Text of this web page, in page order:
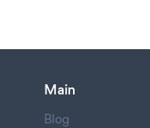
Main
Blog